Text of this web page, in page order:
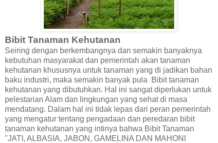
Bibit Tanaman Kehutanan
Seiring dengan berkembangnya dan semakin banyaknya
kebutuhan masyarakat dan pemerintah akan tanaman
kehutanan khususnya untuk tanaman yang di jadikan bahan
baku industri, maka semakin banyak pula Bibit tanaman
kehutanan yang dibutuhkan. Hal ini sangat diperlukan untuk
pelestarian Alam dan lingkungan yang sehat di masa
mendatang. Dalam hal ini tidak lepas dari peran pemerintah
yang mengatur tentang pengadaan dan peredaran bibit
tanaman kehutanan yang intinya bahwa Bibit Tanaman
"JATI, ALBASIA, JABON, GAMELINA DAN MAHONI